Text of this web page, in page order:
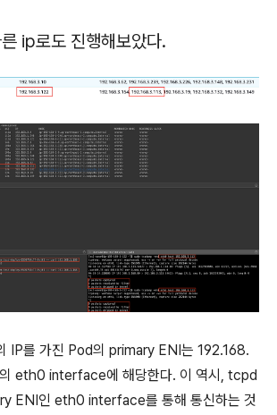
ip로도 진행해보았다.
IP를 가진 Pod의 primary ENI는 192.168.
eth0 interface에 해당한다. 이 역시, tcpd
ENI인 eth0 interface를 통해 통신하는 것